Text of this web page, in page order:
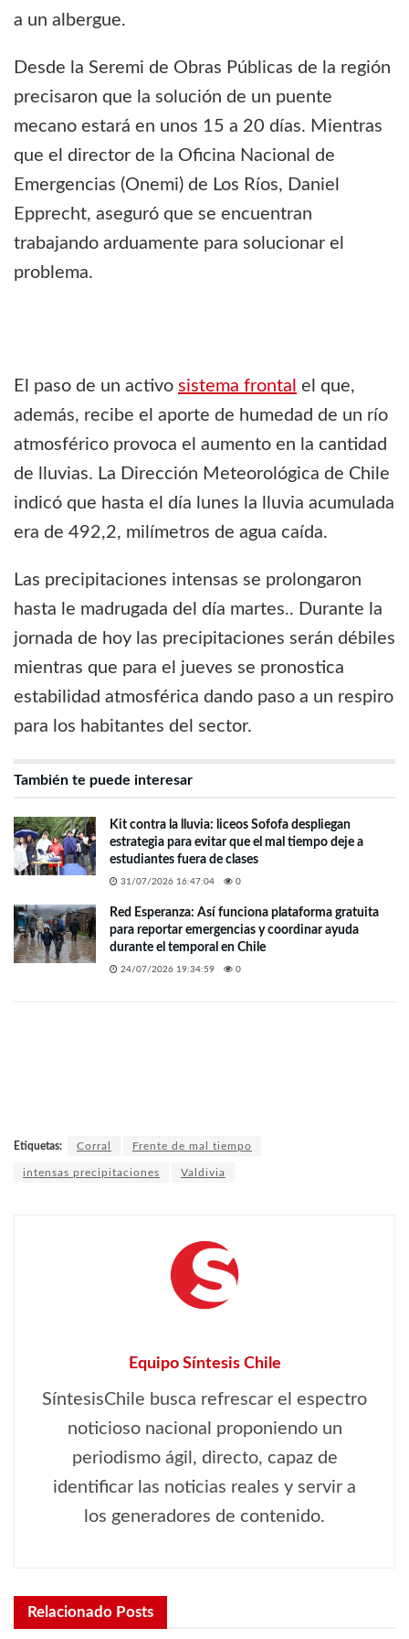
a un albergue.
Desde la Seremi de Obras Públicas de la región
precisaron que la solución de un puente
mecano estará en unos 15 a 20 días. Mientras
que el director de la Oficina Nacional de
Emergencias (Onemi) de Los Ríos, Daniel
Epprecht, aseguró que se encuentran
trabajando arduamente para solucionar el
problema.
El paso de un activo sistema frontal el que,
además, recibe el aporte de humedad de un río
atmosférico provoca el aumento en la cantidad
de lluvias. La Dirección Meteorológica de Chile
indicó que hasta el día lunes la lluvia acumulada
era de 492,2, milímetros de agua caída.
Las precipitaciones intensas se prolongaron
hasta le madrugada del día martes.. Durante la
jornada de hoy las precipitaciones serán débiles
mientras que para el jueves se pronostica
estabilidad atmosférica dando paso a un respiro
para los habitantes del sector.
También te puede interesar
Kit contra la lluvia: liceos Sofofa despliegan
estrategia para evitar que el mal tiempo deje a
estudiantes fuera de clases
31/07/2026 16:47:04 0
Red Esperanza: Así funciona plataforma gratuita
para reportar emergencias y coordinar ayuda
durante el temporal en Chile
24/07/2026 19:34:59 0
Etiquetas: Corral Frente de mal tiempo
intensas precipitaciones Valdivia
Equipo Síntesis Chile
SíntesisChile busca refrescar el espectro
noticioso nacional proponiendo un
periodismo ágil, directo, capaz de
identificar las noticias reales y servir a
los generadores de contenido.
Relacionado Posts